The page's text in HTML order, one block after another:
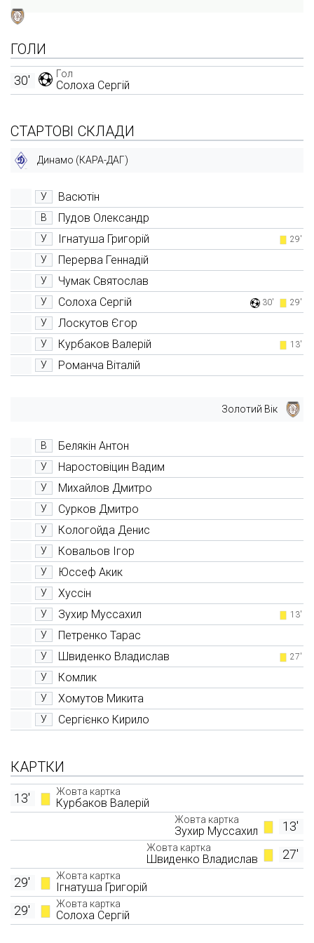
ГОЛИ
Гол
Солоха Сергій
30'
СТАРТОВІ СКЛАДИ
Динамо (КАРА-ДАГ)
У Васютін
В Пудов Олександр
У Ігнатуша Григорій 29'
У Перерва Геннадій
У Чумак Святослав
У Солоха Сергій 30' 29'
У Лоскутов Єгор
У Курбаков Валерій 13'
У Романча Віталій
Золотий Вік
В Белякін Антон
У Наростовіцин Вадим
У Михайлов Дмитро
У Сурков Дмитро
У Кологойда Денис
У Ковальов Ігор
У Юссеф Акик
У Хуссін
У Зухир Муссахил 13'
У Петренко Тарас
У Швиденко Владислав 27'
У Комлик
У Хомутов Микита
У Сергієнко Кирило
КАРТКИ
Жовта картка
Курбаков Валерій
13'
13'
Жовта картка
Зухир Муссахил
27'
Жовта картка
Швиденко Владислав
Жовта картка
Ігнатуша Григорій
29'
Жовта картка
Солоха Сергій
29'